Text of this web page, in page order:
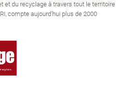
et du recyclage à travers tout le territoire
compte aujourd'hui plus de 2000